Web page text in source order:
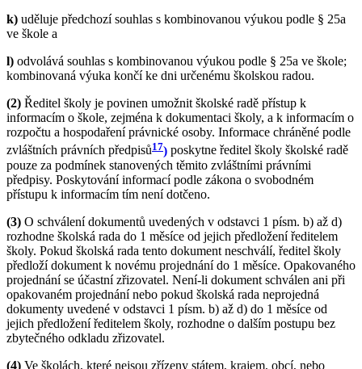
k) uděluje předchozí souhlas s kombinovanou výukou podle § 25a
ve škole a
l) odvolává souhlas s kombinovanou výukou podle § 25a ve škole;
kombinovaná výuka končí ke dni určenému školskou radou.
(2) Ředitel školy je povinen umožnit školské radě přístup k
informacím o škole, zejména k dokumentaci školy, a k informacím o
rozpočtu a hospodaření právnické osoby. Informace chráněné podle
zvláštních právních předpisů17) poskytne ředitel školy školské radě
pouze za podmínek stanovených těmito zvláštními právními
předpisy. Poskytování informací podle zákona o svobodném
přístupu k informacím tím není dotčeno.
(3) O schválení dokumentů uvedených v odstavci 1 písm. b) až d)
rozhodne školská rada do 1 měsíce od jejich předložení ředitelem
školy. Pokud školská rada tento dokument neschválí, ředitel školy
předloží dokument k novému projednání do 1 měsíce. Opakovaného
projednání se účastní zřizovatel. Není-li dokument schválen ani při
opakovaném projednání nebo pokud školská rada neprojedná
dokumenty uvedené v odstavci 1 písm. b) až d) do 1 měsíce od
jejich předložení ředitelem školy, rozhodne o dalším postupu bez
zbytečného odkladu zřizovatel.
(4) Ve školách, které nejsou zřízeny státem, krajem, obcí, nebo